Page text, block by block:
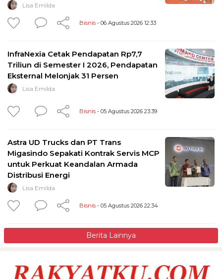
Lisa Emilda
Bisnis - 06 Agustus 2026 12:33
InfraNexia Cetak Pendapatan Rp7,7
Triliun di Semester I 2026, Pendapatan
Eksternal Melonjak 31 Persen
Lisa Emilda
Bisnis - 05 Agustus 2026 23:39
Astra UD Trucks dan PT Trans
Migasindo Sepakati Kontrak Servis MCP
untuk Perkuat Keandalan Armada
Distribusi Energi
Lisa Emilda
Bisnis - 05 Agustus 2026 22:34
Berita Lainnya